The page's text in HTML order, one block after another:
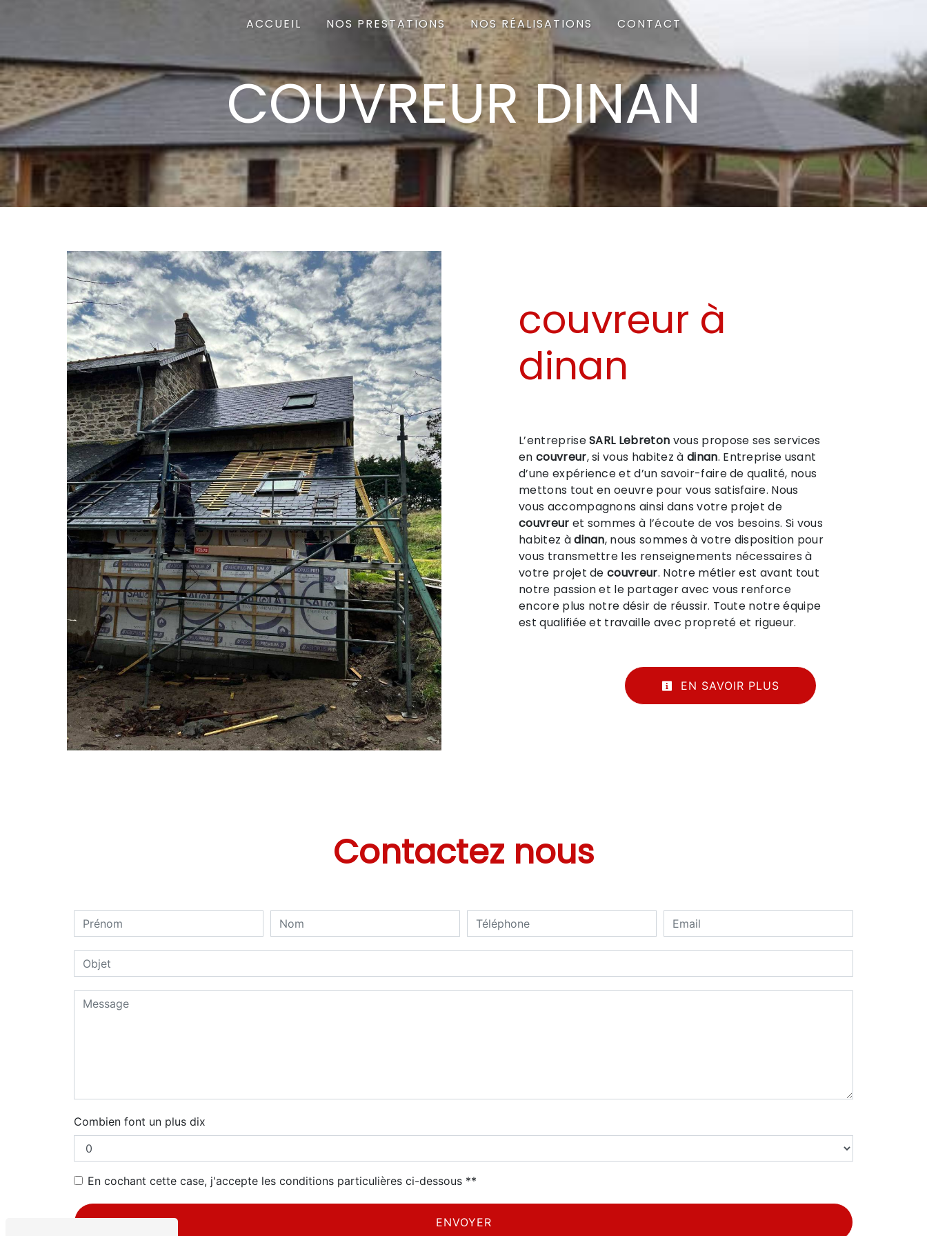
ACCUEIL NOS PRESTATIONS NOS RÉALISATIONS CONTACT
COUVREUR DINAN
couvreur à
dinan
L’entrepriseSARL Lebreton vous propose ses services
en couvreur, si vous habitez à dinan. Entreprise usant
d’une expérience et d’un savoir-faire de qualité, nous
mettons tout en oeuvre pour vous satisfaire. Nous
vous accompagnons ainsi dans votre projet de
couvreur et sommes à l’écoute de vos besoins. Si vous
habitez àdinan, nous sommes à votre disposition pour
vous transmettre les renseignements nécessaires à
votre projet decouvreur. Notre métier est avant tout
notre passion et le partager avec vous renforce
encore plus notre désir de réussir. Toute notre équipe
est qualifiée et travaille avec propreté et rigueur.
EN SAVOIR PLUS
Contactez nous
Combien font un plus dix
En cochant cette case, j'accepte les conditions particulières ci-dessous **
ENVOYER